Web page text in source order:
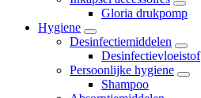
Gloria drukpomp
Hygiene
Desinfectiemiddelen
Desinfectievloeistof
Persoonlijke hygiene
Shampoo